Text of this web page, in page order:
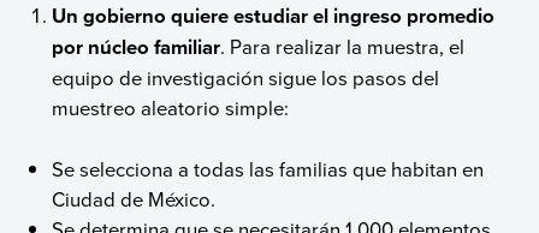
Un gobierno quiere estudiar el ingreso promedio
por núcleo familiar. Para realizar la muestra, el
equipo de investigación sigue los pasos del
muestreo aleatorio simple:
Se selecciona a todas las familias que habitan en
Ciudad de México.